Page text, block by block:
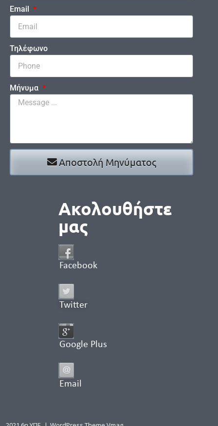
Email
Τηλέφωνο
Μήνυμα
Αποστολή Μηνύματος
Ακολουθήστε
μας
Facebook
Twitter
Google Plus
Email